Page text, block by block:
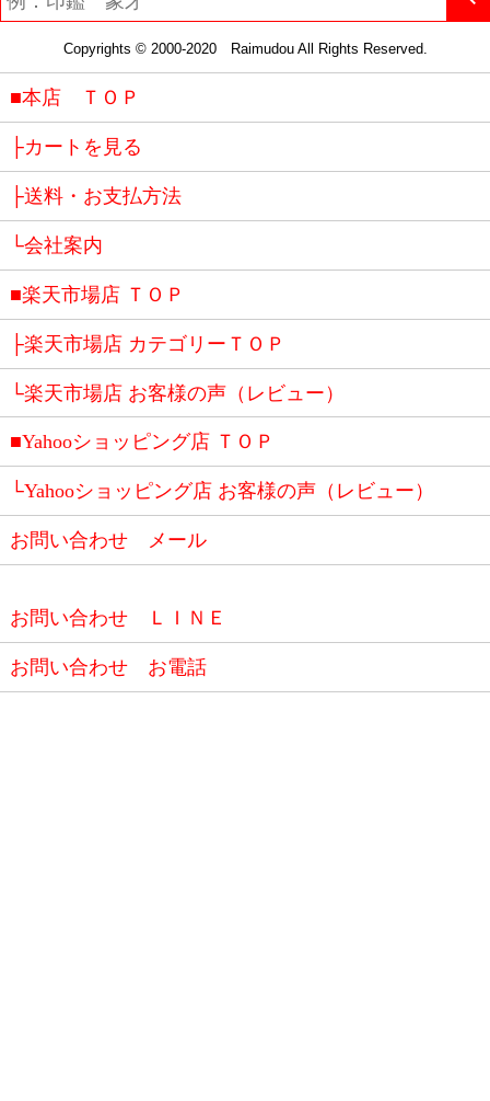
Copyrights © 2000-2020 Raimudou All Rights Reserved.
■本店 ＴＯＰ
├カートを見る
├送料・お支払方法
└会社案内
■楽天市場店 ＴＯＰ
├楽天市場店 カテゴリーＴＯＰ
└楽天市場店 お客様の声（レビュー）
■Yahooショッピング店 ＴＯＰ
└Yahooショッピング店 お客様の声（レビュー）
お問い合わせ メール
お問い合わせ ＬＩＮＥ
お問い合わせ お電話